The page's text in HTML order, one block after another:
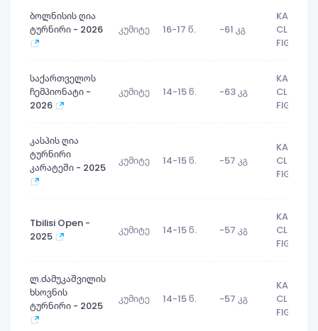
ბოლნისის ღია
ტურნირი - 2026
კუმიტე 16-17 წ. -61 კგ
KARATE
CLUB
საქართველოს
ჩემპიონატი -
2026
კუმიტე 14-15 წ. -63 კგ
KARATE
CLUB
კასპის ღია
ტურნირი
კარატეში - 2025
კუმიტე 14-15 წ. -57 კგ
KARATE
CLUB
Tbilisi Open -
2025
კუმიტე 14-15 წ. -57 კგ
KARATE
CLUB
ლ.ძამუკაშვილის
ხსოვნის
ტურნირი - 2025
კუმიტე 14-15 წ. -57 კგ
KARATE
CLUB